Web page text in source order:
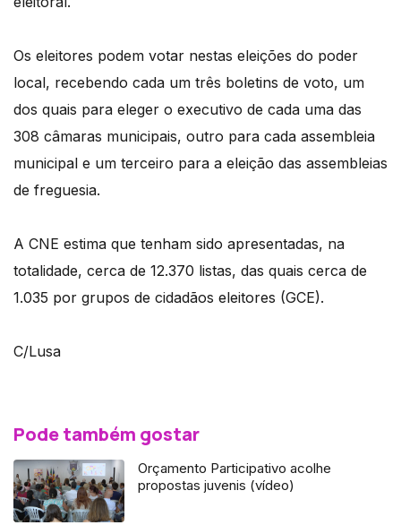
Os eleitores podem votar nestas eleições do poder
local, recebendo cada um três boletins de voto, um
dos quais para eleger o executivo de cada uma das
308 câmaras municipais, outro para cada assembleia
municipal e um terceiro para a eleição das assembleias
de freguesia.
A CNE estima que tenham sido apresentadas, na
totalidade, cerca de 12.370 listas, das quais cerca de
1.035 por grupos de cidadãos eleitores (GCE).
C/Lusa
Pode também gostar
Orçamento Participativo acolhe
propostas juvenis (vídeo)